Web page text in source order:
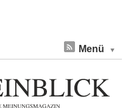
Menü